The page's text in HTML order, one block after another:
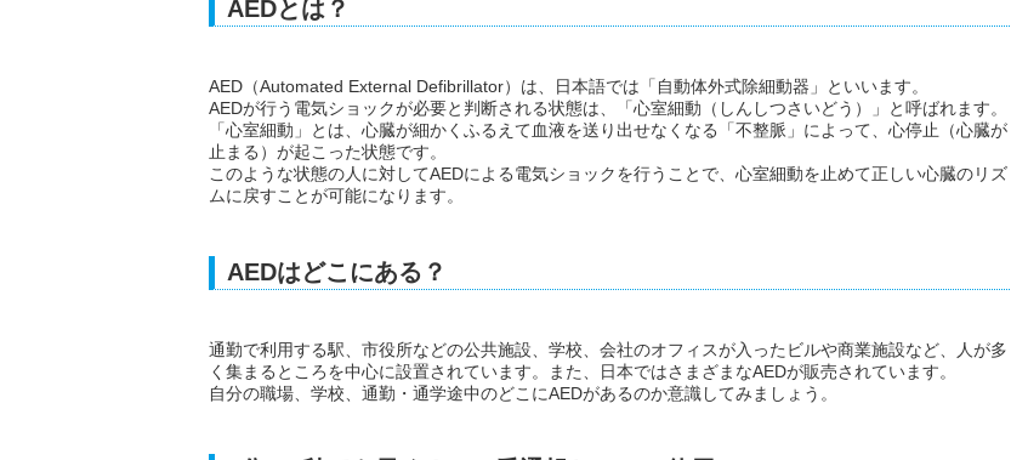
AEDとは？
AED（Automated External Defibrillator）は、日本語では「自動体外式除細動器」といいます。
AEDが行う電気ショックが必要と判断される状態は、「心室細動（しんしつさいどう）」と呼ばれます。
「心室細動」とは、心臓が細かくふるえて血液を送り出せなくなる「不整脈」によって、心停止（心臓が
止まる）が起こった状態です。
このような状態の人に対してAEDによる電気ショックを行うことで、心室細動を止めて正しい心臓のリズ
ムに戻すことが可能になります。
AEDはどこにある？
通勤で利用する駅、市役所などの公共施設、学校、会社のオフィスが入ったビルや商業施設など、人が多
く集まるところを中心に設置されています。また、日本ではさまざまなAEDが販売されています。
自分の職場、学校、通勤・通学途中のどこにAEDがあるのか意識してみましょう。